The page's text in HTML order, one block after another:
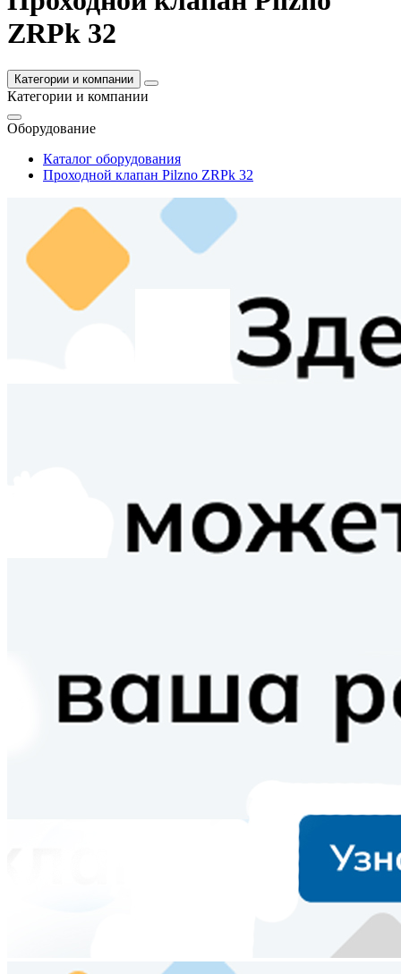
ZRPk 32
Категории и компании
Категории и компании
Оборудование
Каталог оборудования
Проходной клапан Pilzno ZRPk 32